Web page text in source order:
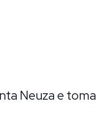
Neuza e toma